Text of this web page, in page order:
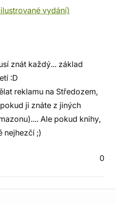
vydání)
znát každý... základ
:D
reklamu na Středozem,
ji znáte z jiných
Ale pokud knihy,
nejhezčí ;)
0